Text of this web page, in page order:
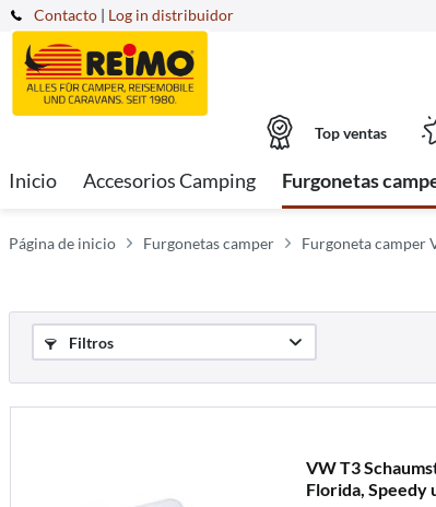
Contacto | Log in distribuidor
Top ventas
Inicio Accesorios Camping Furgonetas
Página de inicio Furgonetas camper Furgoneta camper
Filtros
VW T3
Florida, Speedy